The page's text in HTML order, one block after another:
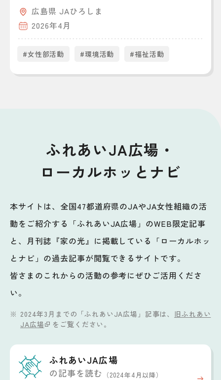
広島県 JAひろしま
2026年4月
#女性部活動 #環境活動 #福祉活動
ふれあいJA広場・
ローカルホッとナビ
本サイトは、全国47都道府県のJAやJA女性組織の活
動をご紹介する「ふれあいJA広場」のWEB限定記事
と、月刊誌『家の光』に掲載している「ローカルホッ
とナビ」の過去記事が閲覧できるサイトです。
皆さまのこれからの活動の参考にぜひご活用くださ
い。
2024年3月までの「ふれあいJA広場」記事は、 旧ふれあい
JA広場
をご覧ください。
ふれあいJA広場
の記事を読む （2024年4月以降）